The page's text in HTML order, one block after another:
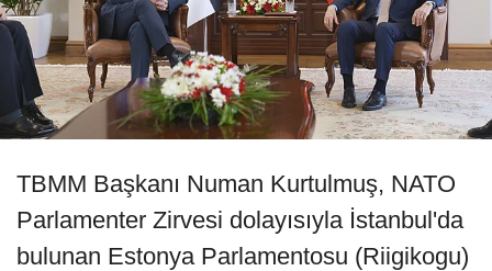
TBMM Başkanı Numan Kurtulmuş, NATO
Parlamenter Zirvesi dolayısıyla İstanbul'da
bulunan Estonya Parlamentosu (Riigikogu)